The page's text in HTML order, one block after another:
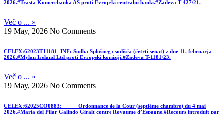
2026.#Trasta Komercbanka AS proti Evropski centralni banki.#Zadeva T-427/21.
Več o ... »
19 May, 2026 No Comments
CELEX:62023TJ1181_INF: Sodba Splošnega sodišča (četrti senat) z dne 11. februarja
2026.#Mylan Ireland Ltd proti Evropski komisiji.#Zadeva T-1181/23.
Več o ... »
19 May, 2026 No Comments
CELEX:62025CO0883: Ordonnance de la Cour (septième chambre) du 4 mai
2026.#María del Pilar Galindo Giralt contre Royaume d’Espagne.#Recours introduit par